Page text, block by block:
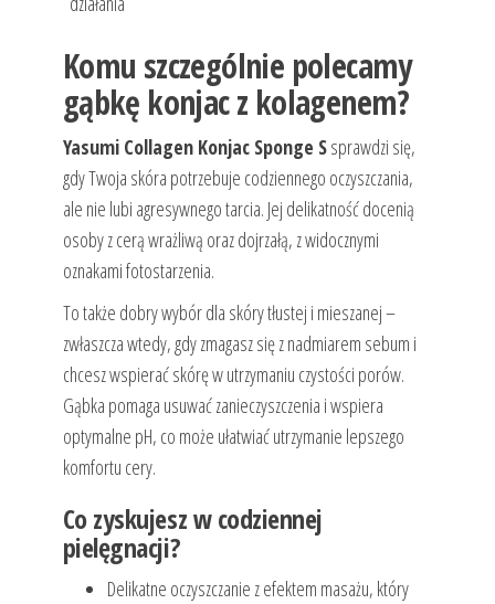
Komu szczególnie polecamy
gąbkę konjac z kolagenem?
Yasumi Collagen Konjac Sponge Ssprawdzi się,
gdy Twoja skóra potrzebuje codziennego oczyszczania,
ale nie lubi agresywnego tarcia. Jej delikatność docenią
osoby z cerą wrażliwą oraz dojrzałą, z widocznymi
oznakami fotostarzenia.
To także dobry wybór dla skóry tłustej i mieszanej –
zwłaszcza wtedy, gdy zmagasz się z nadmiarem sebum i
chcesz wspierać skórę w utrzymaniu czystości porów.
Gąbka pomaga usuwać zanieczyszczenia i wspiera
optymalne pH, co może ułatwiać utrzymanie lepszego
komfortu cery.
Co zyskujesz w codziennej
pielęgnacji?
Delikatne oczyszczanie z efektem masażu, który